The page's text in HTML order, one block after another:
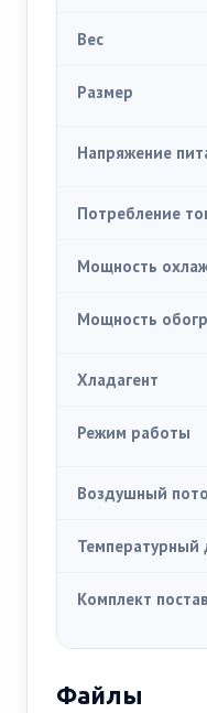
Вес
Размер
Напряжение
Потребление
Мощность
Мощность
Хладагент
Режим работы
Воздушный
Температурный
Комплект
Файлы